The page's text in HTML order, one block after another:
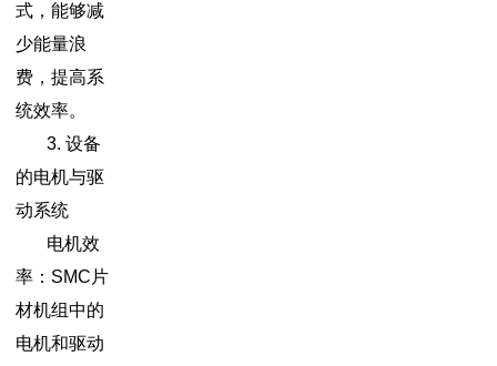
式，能够减
少能量浪
费，提高系
统效率。
3. 设备
的电机与驱
动系统
电机效
率：SMC片
材机组中的
电机和驱动